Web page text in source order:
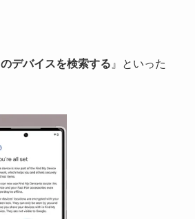
デバイスを検索する』といった